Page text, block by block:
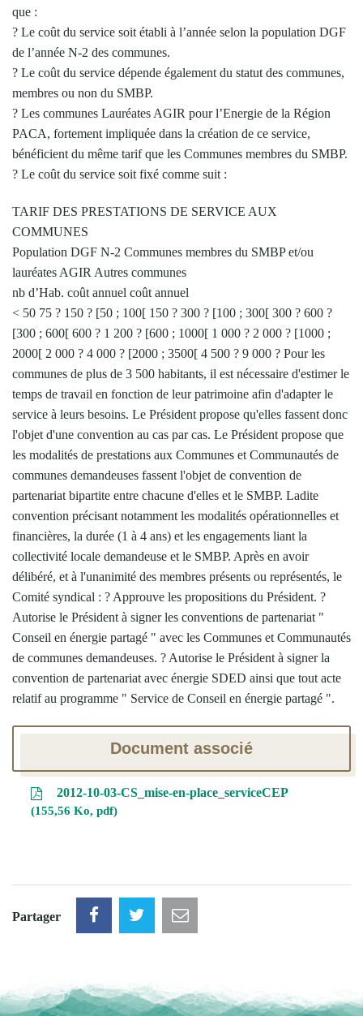
que :
? Le coût du service soit établi à l’année selon la population DGF
de l’année N-2 des communes.
? Le coût du service dépende également du statut des communes,
membres ou non du SMBP.
? Les communes Lauréates AGIR pour l’Energie de la Région
PACA, fortement impliquée dans la création de ce service,
bénéficient du même tarif que les Communes membres du SMBP.
? Le coût du service soit fixé comme suit :
TARIF DES PRESTATIONS DE SERVICE AUX
COMMUNES
Population DGF N-2 Communes membres du SMBP et/ou
lauréates AGIR Autres communes
nb d’Hab. coût annuel coût annuel
< 50 75 ? 150 ? [50 ; 100[ 150 ? 300 ? [100 ; 300[ 300 ? 600 ?
[300 ; 600[ 600 ? 1 200 ? [600 ; 1000[ 1 000 ? 2 000 ? [1000 ;
2000[ 2 000 ? 4 000 ? [2000 ; 3500[ 4 500 ? 9 000 ? Pour les
communes de plus de 3 500 habitants, il est nécessaire d'estimer le
temps de travail en fonction de leur patrimoine afin d'adapter le
service à leurs besoins. Le Président propose qu'elles fassent donc
l'objet d'une convention au cas par cas. Le Président propose que
les modalités de prestations aux Communes et Communautés de
communes demandeuses fassent l'objet de convention de
partenariat bipartite entre chacune d'elles et le SMBP. Ladite
convention précisant notamment les modalités opérationnelles et
financières, la durée (1 à 4 ans) et les engagements liant la
collectivité locale demandeuse et le SMBP. Après en avoir
délibéré, et à l'unanimité des membres présents ou représentés, le
Comité syndical : ? Approuve les propositions du Président. ?
Autorise le Président à signer les conventions de partenariat "
Conseil en énergie partagé " avec les Communes et Communautés
de communes demandeuses. ? Autorise le Président à signer la
convention de partenariat avec énergie SDED ainsi que tout acte
relatif au programme " Service de Conseil en énergie partagé ".
Document associé
2012-10-03-CS_mise-en-place_serviceCEP
155,56 Ko, pdf
Partager